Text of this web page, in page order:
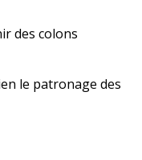
des colons
le patronage des